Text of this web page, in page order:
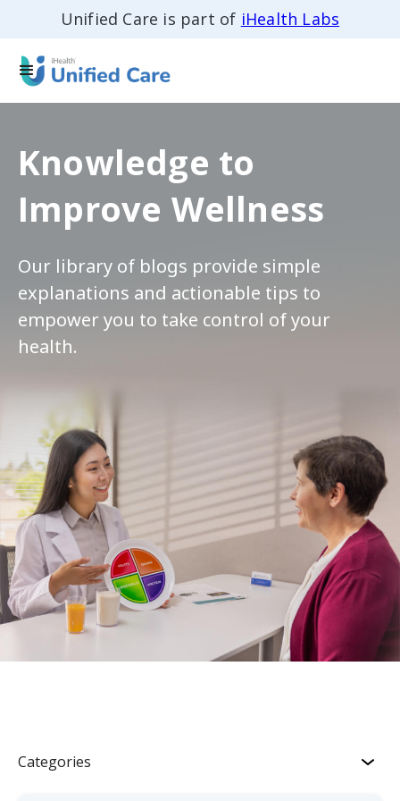
Unified Care is part of iHealth Labs
Knowledge to
Improve Wellness
Our library of blogs provide simple
explanations and actionable tips to
empower you to take control of your
health.
Categories